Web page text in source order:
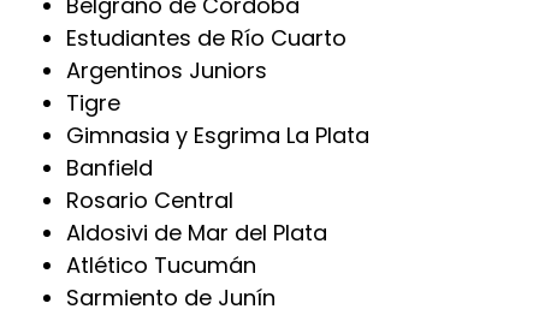
Estudiantes de Río Cuarto
Argentinos Juniors
Tigre
Gimnasia y Esgrima La Plata
Banfield
Rosario Central
Aldosivi de Mar del Plata
Atlético Tucumán
Sarmiento de Junín